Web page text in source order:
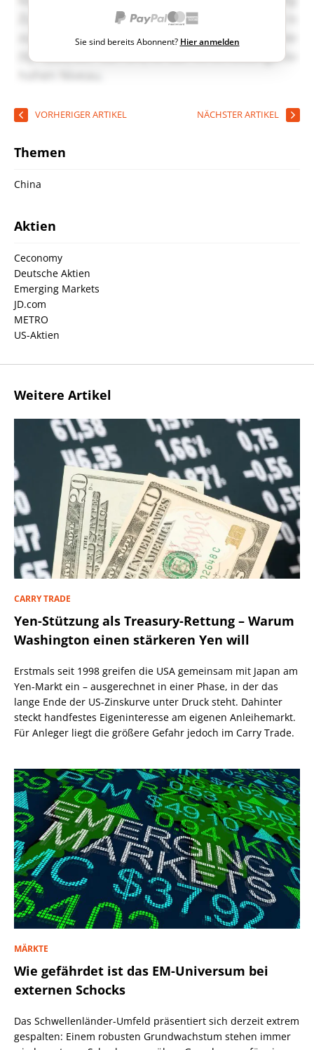
Sie sind bereits Abonnent? Hier anmelden
VORHERIGER ARTIKEL NÄCHSTER ARTIKEL
Themen
China
Aktien
Ceconomy
Deutsche Aktien
Emerging Markets
JD.com
METRO
US-Aktien
Weitere Artikel
CARRY TRADE
Yen-Stützung als Treasury-Rettung – Warum
Washington einen stärkeren Yen will
Erstmals seit 1998 greifen die USA gemeinsam mit Japan am
Yen-Markt ein – ausgerechnet in einer Phase, in der das
lange Ende der US-Zinskurve unter Druck steht. Dahinter
steckt handfestes Eigeninteresse am eigenen Anleihemarkt.
Für Anleger liegt die größere Gefahr jedoch im Carry Trade.
MÄRKTE
Wie gefährdet ist das EM-Universum bei
externen Schocks
Das Schwellenländer-Umfeld präsentiert sich derzeit extrem
gespalten: Einem robusten Grundwachstum stehen immer